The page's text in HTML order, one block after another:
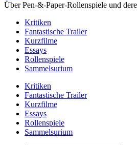
Über Pen-&-Paper-Rollenspiele und
Kritiken
Fantastische Trailer
Kurzfilme
Essays
Rollenspiele
Sammelsurium
Kritiken
Fantastische Trailer
Kurzfilme
Essays
Rollenspiele
Sammelsurium